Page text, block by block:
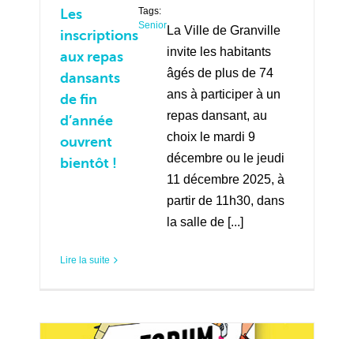
Les
inscriptions
aux repas
dansants
de fin
d’année
ouvrent
bientôt !
Tags:
Senior La Ville de Granville
invite les habitants
âgés de plus de 74
ans à participer à un
repas dansant, au
choix le mardi 9
décembre ou le jeudi
11 décembre 2025, à
partir de 11h30, dans
la salle de [...]
Lire la suite